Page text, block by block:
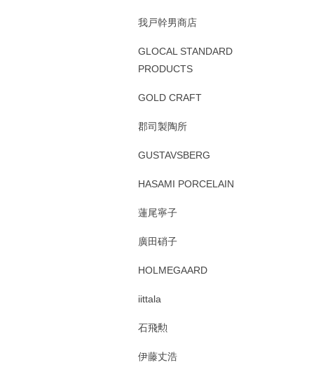
我戸幹男商店
GLOCAL STANDARD
PRODUCTS
GOLD CRAFT
郡司製陶所
GUSTAVSBERG
HASAMI PORCELAIN
蓮尾寧子
廣田硝子
HOLMEGAARD
iittala
石飛勲
伊藤丈浩